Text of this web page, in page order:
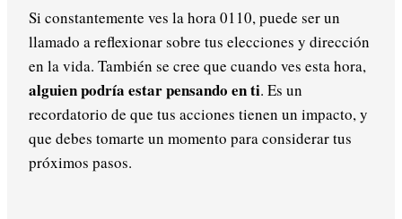
Si constantemente ves la hora 0110, puede ser un
llamado a reflexionar sobre tus elecciones y dirección
en la vida. También se cree que cuando ves esta hora,
alguien podría estar pensando en ti. Es un
recordatorio de que tus acciones tienen un impacto, y
que debes tomarte un momento para considerar tus
próximos pasos.